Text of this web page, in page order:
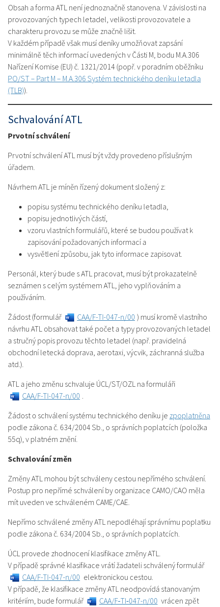
Obsah a forma ATL není jednoznačně stanovena. V závislosti na
provozovaných typech letadel, velikosti provozovatele a
charakteru provozu se může značně lišit.
V každém případě však musí deníky umožňovat zapsání
minimálně těch informací uvedených v Části M, bodu M.A.306
Nařízení Komise (EU) č. 1321/2014 (popř. v poradním oběžníku
PO/ST – Part M – M.A.306 Systém technického deníku letadla
(TLB)).
Schvalování ATL
Prvotní schválení
Prvotní schválení ATL musí být vždy provedeno příslušným
úřadem.
Návrhem ATL je míněn řízený dokument složený z:
popisu systému technického deníku letadla,
popisu jednotlivých částí,
vzoru vlastních formulářů, které se budou používat k
zapisování požadovaných informací a
vysvětlení způsobu, jak tyto informace zapisovat.
Personál, který bude s ATL pracovat, musí být prokazatelně
seznámen s celým systémem ATL, jeho vyplňováním a
používáním.
Žádost (formulář
CAA/F-TI-047-n/00 ) musí kromě vlastního
návrhu ATL obsahovat také počet a typy provozovaných letadel
a stručný popis provozu těchto letadel (např. pravidelná
obchodní letecká doprava, aerotaxi, výcvik, záchranná služba
atd.).
ATL a jeho změnu schvaluje ÚCL/ST/OZL na formuláři
CAA/F-TI-047-n/00 .
Žádost o schválení systému technického deníku je zpoplatněna
podle zákona č. 634/2004 Sb., o správních poplatcích (položka
55q), v platném znění.
Schvalování změn
Změny ATL mohou být schváleny cestou nepřímého schválení.
Postup pro nepřímé schválení by organizace CAMO/CAO měla
mít uveden ve schváleném CAME/CAE.
Nepřímo schválené změny ATL nepodléhají správnímu poplatku
podle zákona č. 634/2004 Sb., o správních poplatcích.
ÚCL provede zhodnocení klasifikace změny ATL.
V případě správné klasifikace vrátí žadateli schválený formulář
CAA/F-TI-047-n/00 elektronickou cestou.
V případě, že klasifikace změny ATL neodpovídá stanovaným
kritériím, bude formulář
CAA/F‑TI‑047-n/00 vrácen zpět